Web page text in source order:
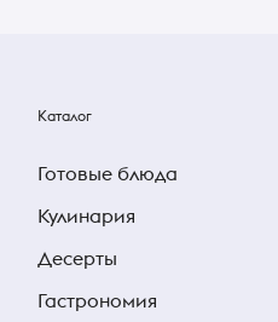
Каталог
Готовые блюда
Кулинария
Десерты
Гастрономия